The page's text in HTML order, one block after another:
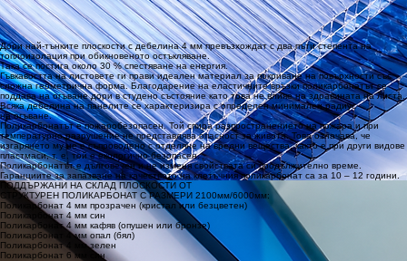
Топлопроводността играе важна роля при използване на поликарбоната за остъкляване на
сгради. Тя допринася за постигане на топлоизолация и енергийната ефективност.
Слоят въздух затворен между пластовете на клетъчния поликарбонат е отличен
топлоизолатор.
Дори най-тънките плоскости с дебелина 4 мм превъзхождат с два пъти степента на
топлоизолация при обикновеното остъкляване.
Така се постига около 30 % спестяване на енергия.
Гъвкавостта на листовете ги прави идеален материал за покриване на повърхности със
сложна геометрична форма. Благодарение на еластичните връзки поликарбонатът се
поддава на огъване дори в студено състояние като това не влияе на здравината на листа.
Всяка дебелина на панелите се характеризира с определен минимален радиус
на огъване.
Поликарбонатът е пожаробезопасен. Той спира разпространението на пожара и при
температурно разрушение не представлява опасност за живота. Това означава, че
изгарянето му не е съпроводено с отделяне на вредни вещества, както е при други видове
пластмаси, т. е. той е екологично безопасен.
Поликарбонатът е дълговечен и не изменя свойствата си продължително време.
Гаранциите за запазване на качеството на клетъчния поликарбонат са за 10 – 12 години.
ПОДДЪРЖАНИ НА СКЛАД ПЛОСКОСТИ ОТ
СТРУКТУРЕН ПОЛИКАРБОНАТ С РАЗМЕРИ 2100мм/6000мм:
Поликарбонат 4 мм прозрачен (кристал или безцветен)
Поликарбонат 4 мм син
Поликарбонат 4 мм кафяв (опушен или бронзе)
Поликарбонат 4 мм опал (бял)
Поликарбонат 4 мм зелен
Поликарбонат 6 мм син